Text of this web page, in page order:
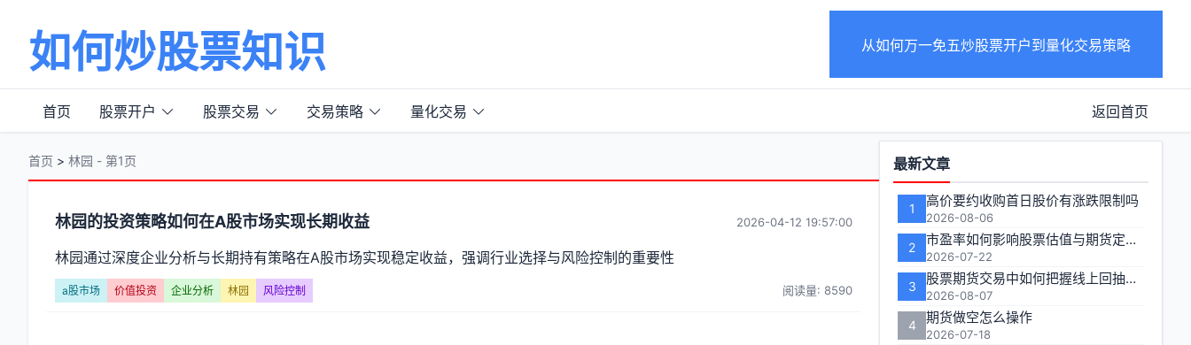
如何炒股票知识 从如何万一免五炒股票开户到量化交易策略
首页 股票开户 股票交易 交易策略 量化交易 返回首页
首页 > 林园 - 第1页
分
类
【林
林园的投资策略如何在A股市场实现长期收益 2026-04-12 19:57:00
林园通过深度企业分析与长期持有策略在A股市场实现稳定收益，强调行业选择与风险控制的重要性
a股市场 价值投资 企业分析 林园 风险控制 阅读量: 8590
功
能
区
最新文章
1 高价要约收购首日股价有涨跌限制吗
2026-08-06
2 市盈率如何影响股票估值与期货定价逻辑
2026-07-22
3 股票期货交易中如何把握线上回抽的入场时机
2026-08-07
4 期货做空怎么操作
2026-07-18